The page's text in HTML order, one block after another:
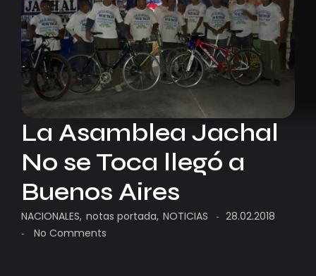
La Asamblea Jachal
No se Toca llegó a
Buenos Aires
NACIONALES, notas portada, NOTICIAS - 28.02.2018
- No Comments